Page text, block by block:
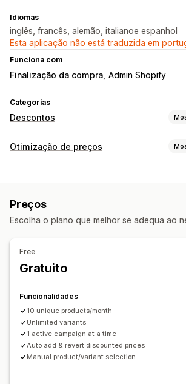
Idiomas
inglês, francês, alemão, italianoe espanhol
Esta aplicação não está traduzida em
Funciona com
Finalização da compra Admin Shopify
Categorias
Descontos
Tipos de descontos
Descontos na finalização da compra
Ofertas por tempo limitado Banners
Gestão de descontos
Acumulação de descontos
Direcionamento Segmentação
Análise de dados
Otimização de preços
Vendas relâmpago
Etiquetas
Reverter preços
Preços
Escolha o plano que melhor se adequa ao
Free
Gratuito
Funcionalidades
10 unique products/month
Unlimited variants
1 active campaign at a time
Auto add & revert discounted prices
Manual product/variant selection